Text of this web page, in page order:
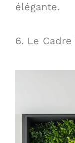
élégante.
6. Le